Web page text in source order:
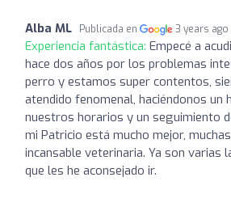
Alba ML Publicada en 3 years ago
Experiencia fantástica: Empecé a
hace dos años por los problemas
perro y estamos super contentos,
atendido fenomenal, haciéndonos un
nuestros horarios y un seguimiento
mi Patricio está mucho mejor,
incansable veterinaria. Ya son varias
que les he aconsejado ir.